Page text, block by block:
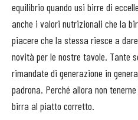
equilibrio quando usi birre di
anche i valori nutrizionali che la
piacere che la stessa riesce a
novità per le nostre tavole. Tante
rimandate di generazione in
padrona. Perché allora non
birra al piatto corretto.